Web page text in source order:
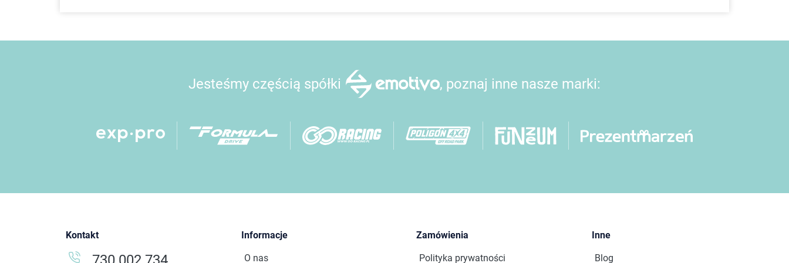
Jesteśmy częścią spółki , poznaj inne nasze marki:
Kontakt Informacje
O nas
Zamówienia
Polityka prywatności
Inne
Blog